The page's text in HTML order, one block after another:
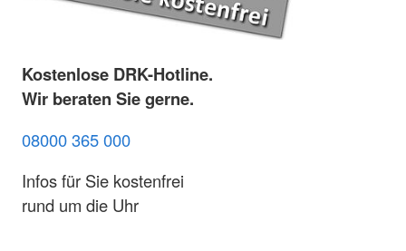
Kostenlose DRK-Hotline.
Wir beraten Sie gerne.
08000 365 000
Infos für Sie kostenfrei
rund um die Uhr